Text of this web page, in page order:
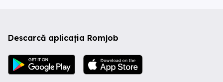
Descarcă aplicația Romjob